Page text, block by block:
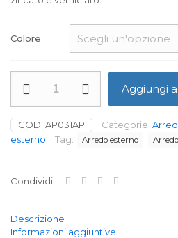
Colore
schienale
quantità
Aggiungi
COD: AP031AP Categorie:
esterno
Tag: Arredo esterno
Condividi
Descrizione
Informazioni aggiuntive